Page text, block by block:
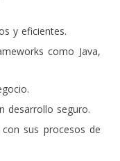
y eficientes.
como Java,
desarrollo seguro.
sus procesos de